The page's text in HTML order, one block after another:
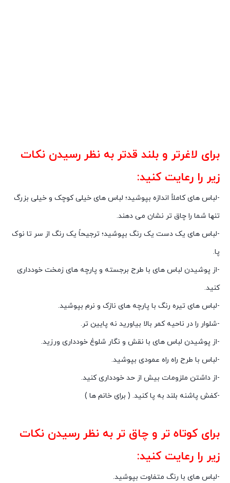
برای لاغرتر و بلند قدتر به نظر رسیدن نکات
زیر را رعایت کنید:
-لباس های کاملاً اندازه بپوشید؛ لباس های خیلی کوچک و خیلی بزرگ
تنها شما را چاق تر نشان می دهند.
-لباس های یک دست یک رنگ بپوشید؛ ترجیحاً یک رنگ از سر تا نوک
پا.
-از پوشیدن لباس های با طرح برجسته و پارچه های زمخت خودداری
کنید.
-لباس های تیره رنگ با پارچه های نازک و نرم بپوشید.
-شلوار را در ناحیه کمر بالا بیاورید نه پایین تر.
-از پوشیدن لباس های با نقش و نگار شلوغ خودداری ورزید.
-لباس با طرح راه راه عمودی بپوشید.
-از داشتن ملزومات بیش از حد خودداری کنید.
-کفش پاشنه بلند به پا کنید. ( برای خانم ها )
برای کوتاه تر و چاق تر به نظر رسیدن نکات
زیر را رعایت کنید:
-لباس های با رنگ متفاوت بپوشید.